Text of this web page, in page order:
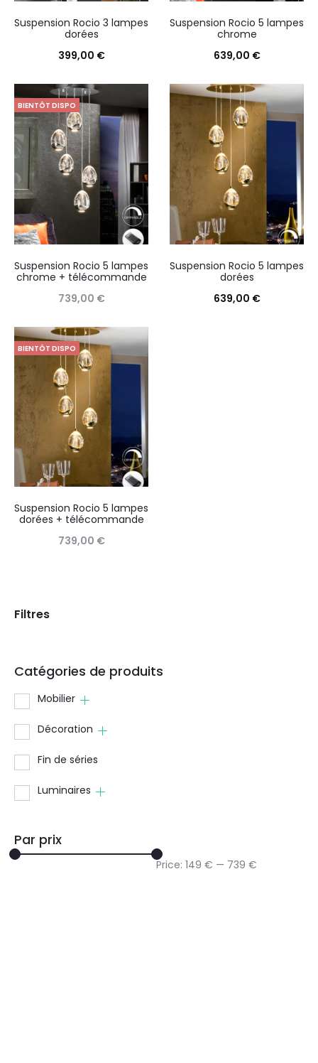
Suspension Rocio 3 lampes
dorées
399,00 €
Suspension Rocio 5 lampes
chrome
639,00 €
BIENTÔT DISPO
Suspension Rocio 5 lampes
chrome + télécommande
739,00 €
Suspension Rocio 5 lampes
dorées
639,00 €
BIENTÔT DISPO
Suspension Rocio 5 lampes
dorées + télécommande
739,00 €
Filtres
Catégories de produits
Mobilier
Décoration
Fin de séries
Luminaires
Par prix
Price: 149 € — 739 €